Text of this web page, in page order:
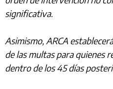
significativa.
Asimismo, ARCA
de las multas para quienes
dentro de los 45 días